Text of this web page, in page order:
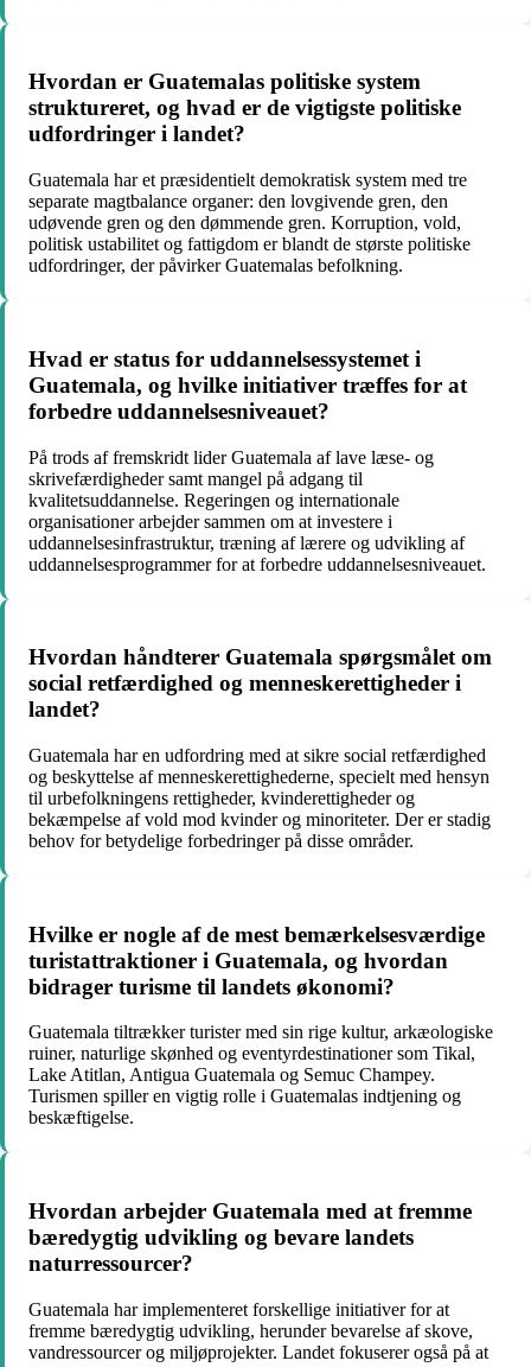
Hvordan er Guatemalas politiske system
struktureret, og hvad er de vigtigste politiske
udfordringer i landet?
Guatemala har et præsidentielt demokratisk system med tre
separate magtbalance organer: den lovgivende gren, den
udøvende gren og den dømmende gren. Korruption, vold,
politisk ustabilitet og fattigdom er blandt de største politiske
udfordringer, der påvirker Guatemalas befolkning.
Hvad er status for uddannelsessystemet i
Guatemala, og hvilke initiativer træffes for at
forbedre uddannelsesniveauet?
På trods af fremskridt lider Guatemala af lave læse- og
skrivefærdigheder samt mangel på adgang til
kvalitetsuddannelse. Regeringen og internationale
organisationer arbejder sammen om at investere i
uddannelsesinfrastruktur, træning af lærere og udvikling af
uddannelsesprogrammer for at forbedre uddannelsesniveauet.
Hvordan håndterer Guatemala spørgsmålet om
social retfærdighed og menneskerettigheder i
landet?
Guatemala har en udfordring med at sikre social retfærdighed
og beskyttelse af menneskerettighederne, specielt med hensyn
til urbefolkningens rettigheder, kvinderettigheder og
bekæmpelse af vold mod kvinder og minoriteter. Der er stadig
behov for betydelige forbedringer på disse områder.
Hvilke er nogle af de mest bemærkelsesværdige
turistattraktioner i Guatemala, og hvordan
bidrager turisme til landets økonomi?
Guatemala tiltrækker turister med sin rige kultur, arkæologiske
ruiner, naturlige skønhed og eventyrdestinationer som Tikal,
Lake Atitlan, Antigua Guatemala og Semuc Champey.
Turismen spiller en vigtig rolle i Guatemalas indtjening og
beskæftigelse.
Hvordan arbejder Guatemala med at fremme
bæredygtig udvikling og bevare landets
naturressourcer?
Guatemala har implementeret forskellige initiativer for at
fremme bæredygtig udvikling, herunder bevarelse af skove,
vandressourcer og miljøprojekter. Landet fokuserer også på at